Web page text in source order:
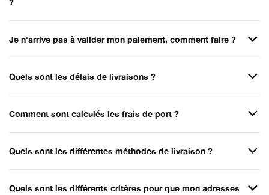
?
Je n'arrive pas à valider mon paiement, comment faire ?
Quels sont les délais de livraisons ?
Comment sont calculés les frais de port ?
Quels sont les différentes méthodes de livraison ?
Quels sont les différents critères pour que mon adresses